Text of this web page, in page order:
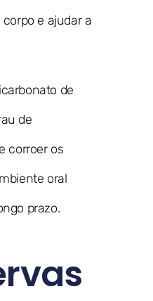
e ajudar a
de
de
corroer os
oral
prazo.